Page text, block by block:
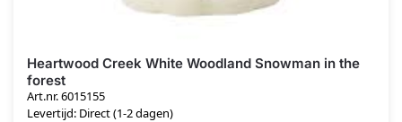
Heartwood Creek White Woodland Snowman in the
forest
Art.nr. 6015155
Levertijd: Direct (1-2 dagen)